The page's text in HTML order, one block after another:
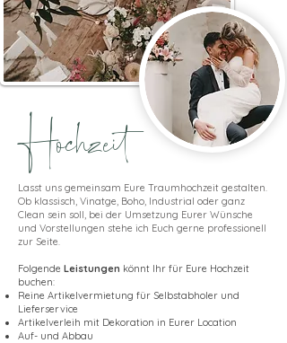
Hochzeit
Lasst uns gemeinsam Eure Traumhochzeit gestalten.
Ob klassisch, Vinatge, Boho, Industrial oder ganz
Clean sein soll, bei der Umsetzung Eurer Wünsche
und Vorstellungen stehe ich Euch gerne professionell
zur Seite.
Folgende Leistungen könnt Ihr für Eure Hochzeit
buchen:
Reine Artikelvermietung für Selbstabholer und
Lieferservice
Artikelverleih mit Dekoration in Eurer Location
Auf- und Abbau